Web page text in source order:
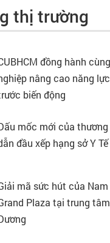
thị trường
đồng hành
nâng cao năng
biến động
mốc mới của
đầu xếp hạng sở Y Tế
mã sức hút của
Plaza tại trung